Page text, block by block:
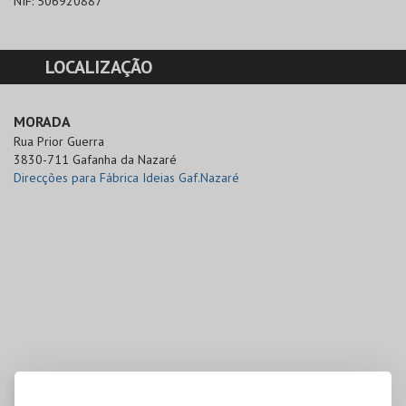
LOCALIZAÇÃO
MORADA
Rua Prior Guerra
3830-711 Gafanha da Nazaré
Direcções para Fábrica Ideias Gaf.Nazaré